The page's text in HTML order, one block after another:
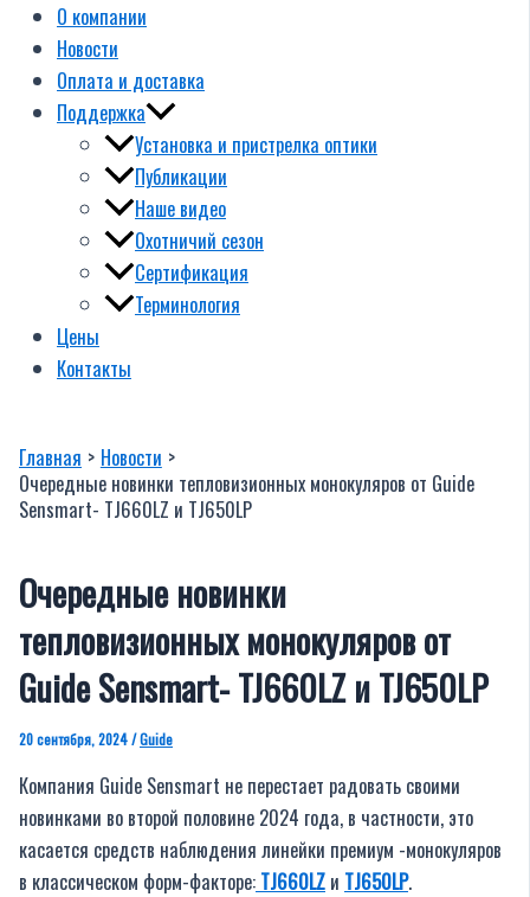
О компании
Новости
Оплата и доставка
Поддержка
Установка и пристрелка оптики
Публикации
Наше видео
Охотничий сезон
Сертификация
Терминология
Цены
Контакты
Главная
Новости
Очередные новинки тепловизионных монокуляров от Guide
Sensmart- TJ660LZ и TJ650LP
Очередные новинки
тепловизионных монокуляров от
Guide Sensmart- TJ660LZ и TJ650LP
20 сентября, 2024/Guide
Компания Guide Sensmart не перестает радовать своими
новинками во второй половине 2024 года, в частности, это
касается средств наблюдения линейки премиум -монокуляров
в классическом форм-факторе: TJ660LZ и TJ650LP.